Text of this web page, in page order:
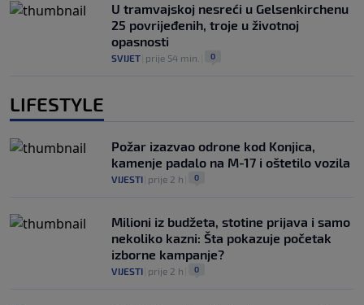
U tramvajskoj nesreći u Gelsenkirchenu
25 povrijeđenih, troje u životnoj
opasnosti
SVIJET prije 54 min. 0
LIFESTYLE
Požar izazvao odrone kod Konjica,
kamenje padalo na M-17 i oštetilo vozila
VIJESTI prije 2 h 0
Milioni iz budžeta, stotine prijava i samo
nekoliko kazni: Šta pokazuje početak
izborne kampanje?
VIJESTI prije 2 h 0